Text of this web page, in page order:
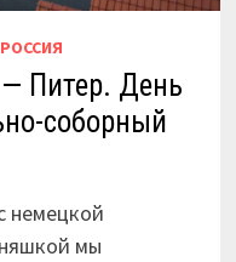
РОССИЯ
Питер. День
соборный
немецкой
мы